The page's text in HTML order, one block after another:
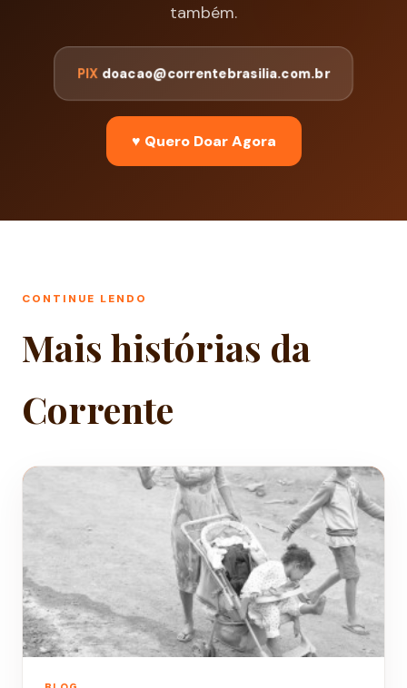
também.
PIX doacao@correntebrasilia.com.br
♥ Quero Doar Agora
CONTINUE LENDO
Mais histórias da
Corrente